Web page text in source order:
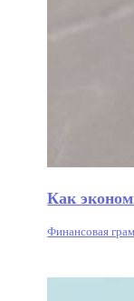
Как
Финансовая